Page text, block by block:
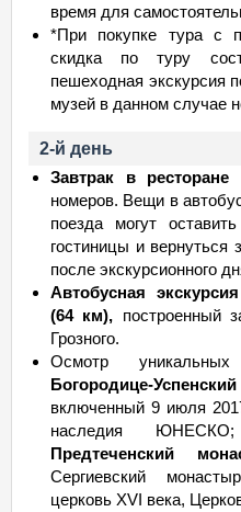
время для
*При покупке тура с
скидка по туру
пешеходная экскурсия
музей в данном случае
2-й день
Завтрак в ресторане
номеров. Вещи в
поезда могут
гостиницы и вернуться
после экскурсионного
Автобусная
(64 км), построенный
Грозного.
Осмотр
Богородице-
включенный 9 июля
наследия ЮНЕСКО;
Предтеченский
Сергиевский
церковь XVI века,